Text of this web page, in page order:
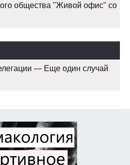
общества "Живой офис" со
— Еще один случай